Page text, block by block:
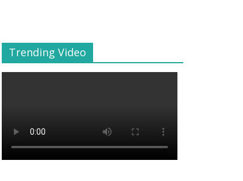
Trending Video